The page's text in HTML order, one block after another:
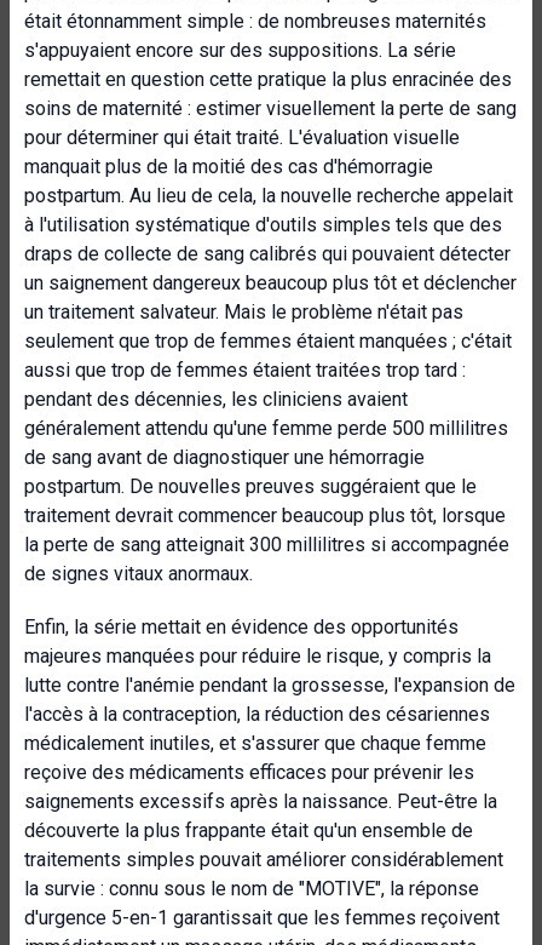
était étonnamment simple : de nombreuses maternités
s'appuyaient encore sur des suppositions. La série
remettait en question cette pratique la plus enracinée des
soins de maternité : estimer visuellement la perte de sang
pour déterminer qui était traité. L'évaluation visuelle
manquait plus de la moitié des cas d'hémorragie
postpartum. Au lieu de cela, la nouvelle recherche appelait
à l'utilisation systématique d'outils simples tels que des
draps de collecte de sang calibrés qui pouvaient détecter
un saignement dangereux beaucoup plus tôt et déclencher
un traitement salvateur. Mais le problème n'était pas
seulement que trop de femmes étaient manquées ; c'était
aussi que trop de femmes étaient traitées trop tard :
pendant des décennies, les cliniciens avaient
généralement attendu qu'une femme perde 500 millilitres
de sang avant de diagnostiquer une hémorragie
postpartum. De nouvelles preuves suggéraient que le
traitement devrait commencer beaucoup plus tôt, lorsque
la perte de sang atteignait 300 millilitres si accompagnée
de signes vitaux anormaux.
Enfin, la série mettait en évidence des opportunités
majeures manquées pour réduire le risque, y compris la
lutte contre l'anémie pendant la grossesse, l'expansion de
l'accès à la contraception, la réduction des césariennes
médicalement inutiles, et s'assurer que chaque femme
reçoive des médicaments efficaces pour prévenir les
saignements excessifs après la naissance. Peut-être la
découverte la plus frappante était qu'un ensemble de
traitements simples pouvait améliorer considérablement
la survie : connu sous le nom de "MOTIVE", la réponse
d'urgence 5-en-1 garantissait que les femmes reçoivent